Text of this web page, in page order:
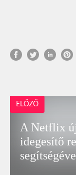
ELŐZŐ
A Netflix
idegesítő